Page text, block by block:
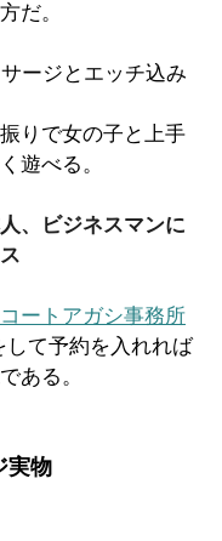
だ。
ージとエッチ込み
りで女の子と上手
遊べる。
、ビジネスマンに
ートアガシ事務所
して予約を入れれば
ある。
実物